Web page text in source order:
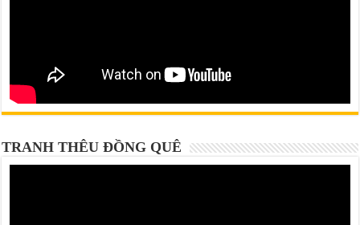
TRANH THÊU ĐỒNG QUÊ